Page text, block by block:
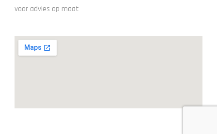
voor advies op maat